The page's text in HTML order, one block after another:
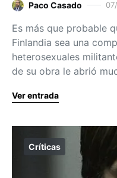
Paco Casado
Es más que probable
Finlandia sea una
heterosexuales
de su obra le abrió
Ver entrada
Críticas